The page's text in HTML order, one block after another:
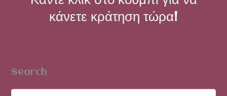
κάνετε κράτηση τώρα!
Search